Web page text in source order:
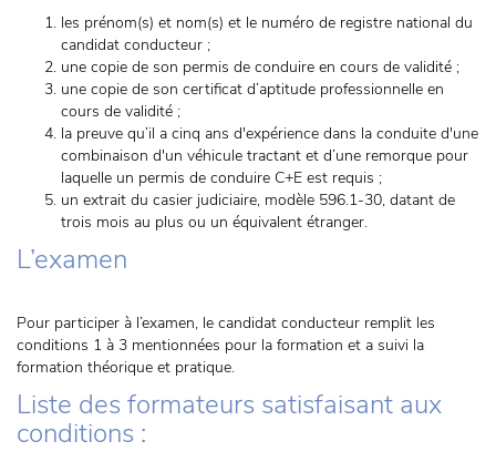
les prénom(s) et nom(s) et le numéro de registre national du
candidat conducteur ;
une copie de son permis de conduire en cours de validité ;
une copie de son certificat d’aptitude professionnelle en
cours de validité ;
la preuve qu’il a cinq ans d'expérience dans la conduite d'une
combinaison d'un véhicule tractant et d’une remorque pour
laquelle un permis de conduire C+E est requis ;
un extrait du casier judiciaire, modèle 596.1-30, datant de
trois mois au plus ou un équivalent étranger.
L’examen
Pour participer à l’examen, le candidat conducteur remplit les
conditions 1 à 3 mentionnées pour la formation et a suivi la
formation théorique et pratique.
Liste des formateurs satisfaisant aux
conditions :